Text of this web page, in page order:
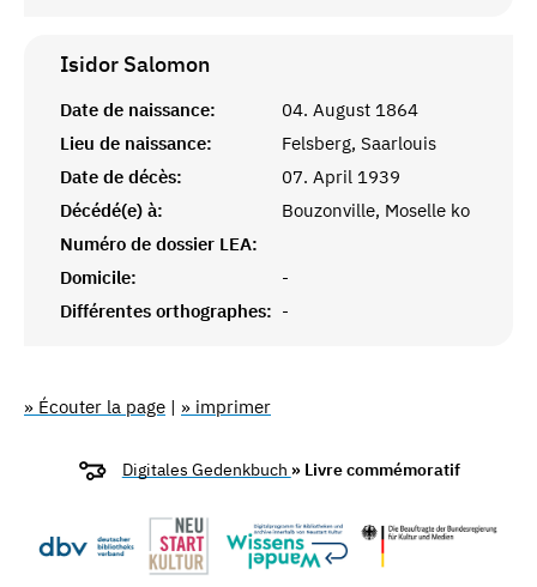
Isidor Salomon
Date de naissance:
04. August 1864
Lieu de naissance:
Felsberg, Saarlouis
Date de décès:
07. April 1939
Décédé(e) à:
Bouzonville, Moselle ko
Numéro de dossier LEA:
Domicile:
-
Différentes orthographes: -
» Écouter la page | » imprimer
Digitales Gedenkbuch » Livre commémoratif